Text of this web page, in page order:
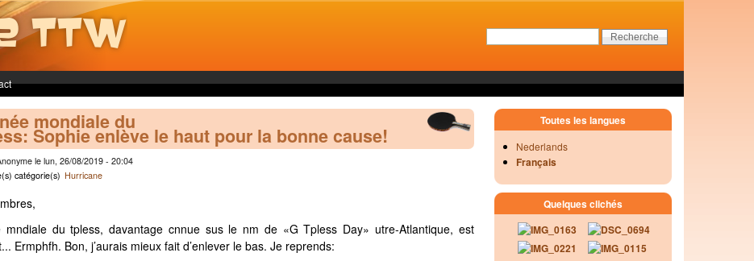
mondiale du
Sophie enlève le haut pour la bonne cause!
le lun, 26/08/2019 - 20:04
catégorie(s) Hurricane
mndiale du tpless, davantage cnnue sus le nm de «G Tpless Day» utre-Atlantique, est
Ermphfh. Bon, j’aurais mieux fait d’enlever le bas. Je reprends:
Toutes les langues
Nederlands
Français
Quelques clichés